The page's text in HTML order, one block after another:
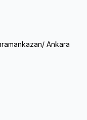
Ankara